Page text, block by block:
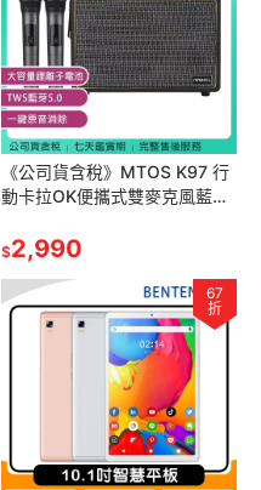
《公司貨含稅》MTOS K97 行
動卡拉OK便攜式雙麥克風藍牙
神奇調味罐
$2,990
67
折